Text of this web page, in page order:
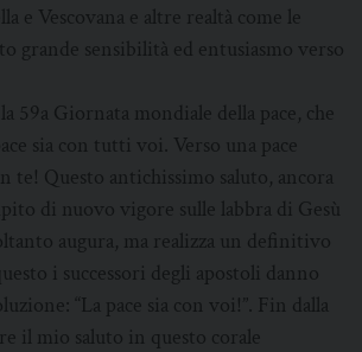
e Vescovana e altre realtà come le
grande sensibilità ed entusiasmo verso
59a Giornata mondiale della pace, che
sia con tutti voi. Verso una pace
te! Questo antichissimo saluto, ancora
di nuovo vigore sulle labbra di Gesù
augura, ma realizza un definitivo
i successori degli apostoli danno
“La pace sia con voi!”. Fin dalla
il mio saluto in questo corale